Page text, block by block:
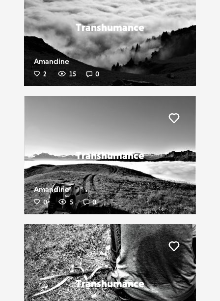
Transhumance
Amandine
2 15 0
Transhumance
Amandine
0 5 0
Transhumance
Liker